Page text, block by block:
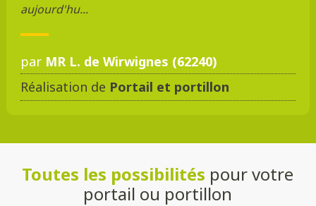
aujourd'hu...
par MR L. de Wirwignes (62240)
Réalisation de Portail et portillon
Toutes les possibilités pour votre
portail ou portillon
DMC 304
DMC 305